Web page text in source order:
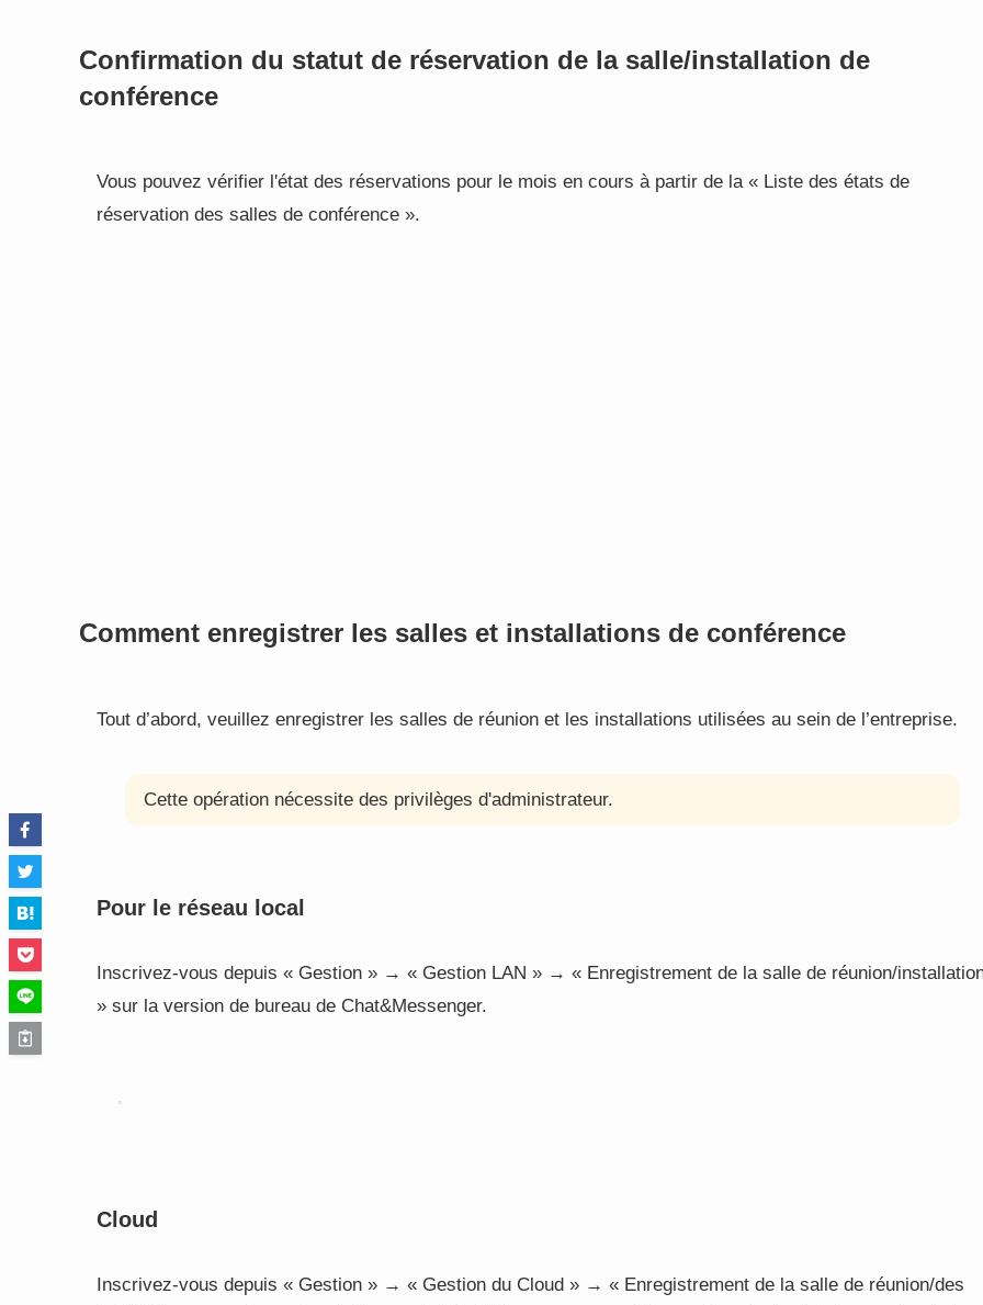
Confirmation du statut de réservation de la salle/installation de
conférence
Vous pouvez vérifier l'état des réservations pour le mois en cours à partir de la « Liste des états de
réservation des salles de conférence ».
Comment enregistrer les salles et installations de conférence
Tout d’abord, veuillez enregistrer les salles de réunion et les installations utilisées au sein de l’entreprise.
Cette opération nécessite des privilèges d'administrateur.
Pour le réseau local
Inscrivez-vous depuis « Gestion » → « Gestion LAN » → « Enregistrement de la salle de réunion/
» sur la version de bureau de Chat&Messenger.
Cloud
Inscrivez-vous depuis « Gestion » → « Gestion du Cloud » → « Enregistrement de la salle de réunion/des